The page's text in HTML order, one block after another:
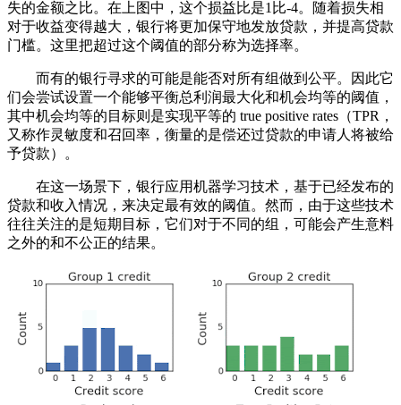
失的金额之比。在上图中，这个损益比是1比-4。随着损失相
对于收益变得越大，银行将更加保守地发放贷款，并提高贷款
门槛。这里把超过这个阈值的部分称为选择率。
而有的银行寻求的可能是能否对所有组做到公平。因此它
们会尝试设置一个能够平衡总利润最大化和机会均等的阈值，
其中机会均等的目标则是实现平等的 true positive rates（TPR，
又称作灵敏度和召回率，衡量的是偿还过贷款的申请人将被给
予贷款）。
在这一场景下，银行应用机器学习技术，基于已经发布的
贷款和收入情况，来决定最有效的阈值。然而，由于这些技术
往往关注的是短期目标，它们对于不同的组，可能会产生意料
之外的和不公正的结果。